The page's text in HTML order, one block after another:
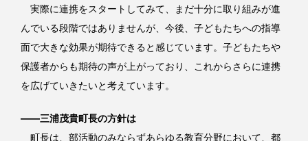
実際に連携をスタートしてみて、まだ十分に取り組みが進
んでいる段階ではありませんが、今後、子どもたちへの指導
面で大きな効果が期待できると感じています。子どもたちや
保護者からも期待の声が上がっており、これからさらに連携
を広げていきたいと考えています。
――三浦茂貴町長の方針は
町長は、部活動のみならずあらゆる教育分野において、都